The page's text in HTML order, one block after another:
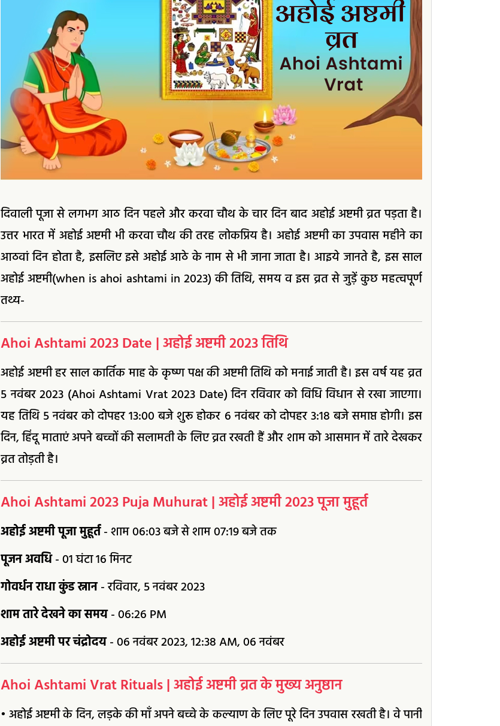
दिवाली पूजा से लगभग आठ दिन पहले और करवा चौथ के चार दिन बाद अहोई अष्टमी व्रत पड़ता है।
उत्तर भारत में अहोई अष्टमी भी करवा चौथ की तरह लोकप्रिय है। अहोई अष्टमी का उपवास महीने का
आठवां दिन होता है, इसलिए इसे अहोई आठे के नाम से भी जाना जाता है। आइये जानते है, इस साल
अहोई अष्टमी(when is ahoi ashtami in 2023) की तिथि, समय व इस व्रत से जुड़ें कुछ महत्वपूर्ण
तथ्य-
Ahoi Ashtami 2023 Date | अहोई अष्टमी 2023 तिथि
अहोई अष्टमी हर साल कार्तिक माह के कृष्ण पक्ष की अष्टमी तिथि को मनाई जाती है। इस वर्ष यह व्रत
5 नवंबर 2023 (Ahoi Ashtami Vrat 2023 Date) दिन रविवार को विधि विधान से रखा जाएगा।
यह तिथि 5 नवंबर को दोपहर 13:00 बजे शुरू होकर 6 नवंबर को दोपहर 3:18 बजे समाप्त होगी। इस
दिन, हिंदू माताएं अपने बच्चों की सलामती के लिए व्रत रखती हैं और शाम को आसमान में तारे देखकर
व्रत तोड़ती है।
Ahoi Ashtami 2023 Puja Muhurat | अहोई अष्टमी 2023 पूजा मुहूर्त
अहोई अष्टमी पूजा मुहूर्त- शाम 06:03 बजे से शाम 07:19 बजे तक
पूजन अवधि- 01 घंटा 16 मिनट
गोवर्धन राधा कुंड स्नान- रविवार, 5 नवंबर 2023
शाम तारे देखने का समय- 06:26 PM
अहोई अष्टमी पर चंद्रोदय- 06 नवंबर 2023, 12:38 AM, 06 नवंबर
Ahoi Ashtami Vrat Rituals | अहोई अष्टमी व्रत के मुख्य अनुष्ठान
• अहोई अष्टमी के दिन, लड़के की माँ अपने बच्चे के कल्याण के लिए पूरे दिन उपवास रखती है। वे पानी